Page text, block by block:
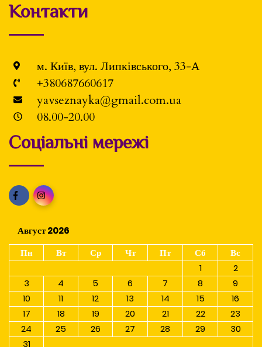
Контакти
м. Київ, вул. Липківського, 33-А
+380687660617
yavseznayka@gmail.com.ua
08.00-20.00
Соціальні мережі
Август 2026
Пн
Вт Ср Чт Пт Сб
Вс
1
2
3
4 5 6 7 8
9
10
11 12 13 14 15
16
17
18 19 20 21 22
23
24
25 26 27 28 29
30
31